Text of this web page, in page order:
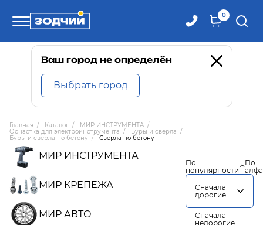
0
Телефоны
8 800 100-71-71
8 (4242) 30-00-27
Ваш город не определён
Выбрать город
Главная / Каталог / МИР ИНСТРУМЕНТА /
Оснастка для электроинструмента / Буры и сверла /
Буры и сверла по бетону / Сверла по бетону
МИР ИНСТРУМЕНТА
МИР КРЕПЕЖА
МИР АВТО
По
популярности
По
Сначала
дорогие
Сначала
недорогие